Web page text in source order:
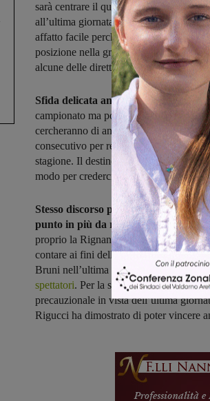
sarà centrare il quarto successo
all’ultima giornata. L’impegno, al di là
affatto facile perché il Firenze Ovest è
posizione nella griglia dei playout,
alcune delle dirette avversarie,
Sfida delicata anche per la Bucinese
campionato ma potenzialmente ancora
cercheranno di andare a punti, i
consecutivo per restare agganciati alla
stagione. Il destino della Bucinese
modo per crederci è vincere entrambe le
Stesso discorso per il Montevarchi,
punto in più da recuperare sulla
proprio la Rignanese all’ultima
contare ai fini della classifica: per
Bruni nell’ultima partita di stagione
spettatori. Per la seconda domenica
precauzionale in vista dell’ultima
Rigucci ha dimostrato di poter vincere